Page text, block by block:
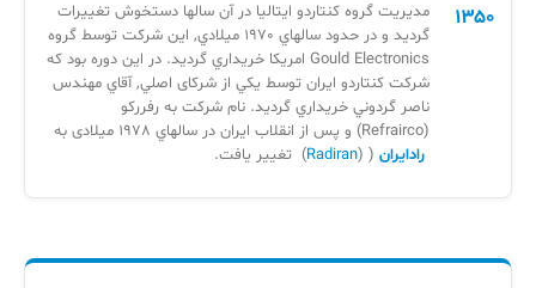
1350
مديريت گروه كنتاردو ايتاليا در آن سالها دستخوش تغييرات
گرديد و در حدود سالهاي 1970 ميلادي, اين شركت توسط گروه
Gould Electronics امريكا خريداري گرديد. در اين دوره بود كه
شركت كنتاردو ايران توسط يكي از شركای اصلي, آقاي مهندس
ناصر گردوني خريداري گرديد. نام شركت به رفرركو
(Refrairco) و پس از انقلاب ايران در سالهاي 1978 میلادی به
رادايران ( (
Radiran) تغيير يافت.